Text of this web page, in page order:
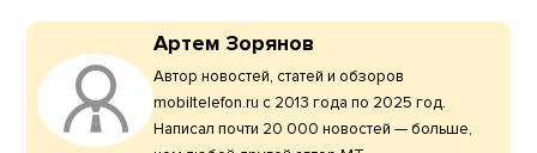
Артем Зорянов
Автор новостей, статей и обзоров
mobiltelefon.ru с 2013 года по 2025 год.
Написал почти 20 000 новостей — больше,